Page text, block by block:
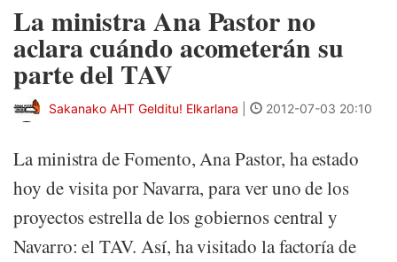
La ministra Ana Pastor no
aclara cuándo acometerán su
parte del TAV
Sakanako AHT Gelditu! Elkarlana 2012-07-03 20:10
La ministra de Fomento, Ana Pastor, ha estado
hoy de visita por Navarra, para ver uno de los
proyectos estrella de los gobiernos central y
Navarro: el TAV. Así, ha visitado la factoría de